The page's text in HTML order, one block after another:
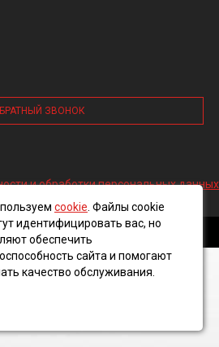
ЗВОНОК
и обработки персональных данных
кабельная компания, 2016 ©
cookie . Файлы cookie
идентифицировать вас, но
обеспечить
сайта и помогают
качество обслуживания.